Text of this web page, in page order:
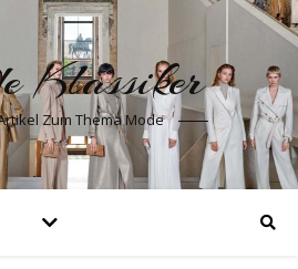
Klassiker
Zum Thema Mode